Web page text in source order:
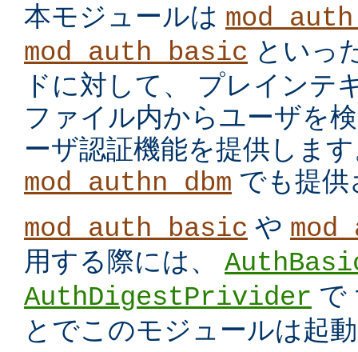
本モジュールは
mod_auth_basic といっ
ドに対して、 プレインテ
ファイル内からユーザを
ーザ認証機能を提供しま
mod_authn_dbm でも提
mod_auth_basic や
用する際には、
AuthDigestPrivider で
とでこのモジュールは起